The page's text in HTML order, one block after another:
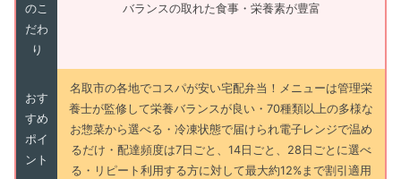
のこ
だわ
り
バランスの取れた食事・栄養素が豊富
おす
すめ
ポイ
ント
名取市の各地でコスパが安い宅配弁当！メニューは管理栄
養士が監修して栄養バランスが良い・70種類以上の多様な
お惣菜から選べる・冷凍状態で届けられ電子レンジで温め
るだけ・配達頻度は7日ごと、14日ごと、28日ごとに選べ
る・リピート利用する方に対して最大約12%まで割引適用